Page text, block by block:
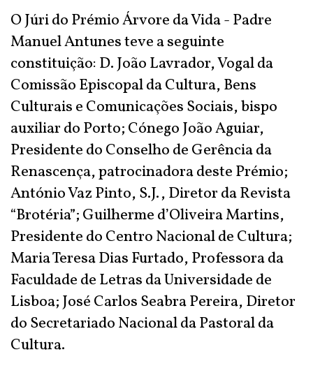
O Júri do Prémio Árvore da Vida - Padre
Manuel Antunes teve a seguinte
constituição: D. João Lavrador, Vogal da
Comissão Episcopal da Cultura, Bens
Culturais e Comunicações Sociais, bispo
auxiliar do Porto; Cónego João Aguiar,
Presidente do Conselho de Gerência da
Renascença, patrocinadora deste Prémio;
António Vaz Pinto, S.J., Diretor da Revista
“Brotéria”; Guilherme d’Oliveira Martins,
Presidente do Centro Nacional de Cultura;
Maria Teresa Dias Furtado, Professora da
Faculdade de Letras da Universidade de
Lisboa; José Carlos Seabra Pereira, Diretor
do Secretariado Nacional da Pastoral da
Cultura.